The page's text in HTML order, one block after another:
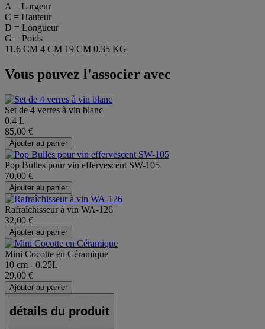
A = Largeur
C = Hauteur
D = Longueur
G = Poids
11.6 CM 4 CM 19 CM 0.35 KG
Vous pouvez l'associer avec
Set de 4 verres à vin blanc
0.4 L
85,00 €
Ajouter au panier
Pop Bulles pour vin effervescent SW-105
70,00 €
Ajouter au panier
Rafraîchisseur à vin WA-126
32,00 €
Ajouter au panier
Mini Cocotte en Céramique
10 cm - 0.25L
29,00 €
Ajouter au panier
détails du produit